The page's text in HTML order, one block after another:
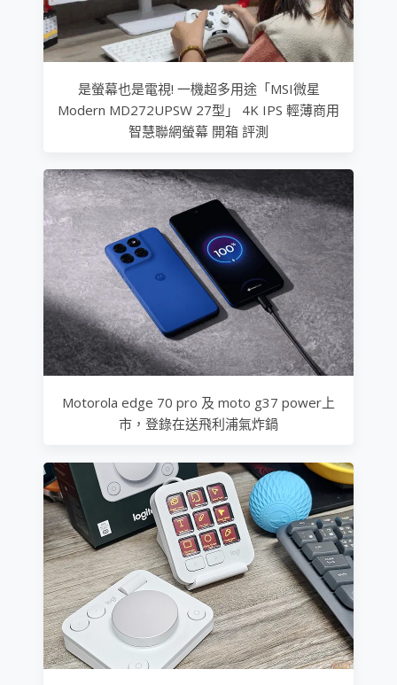
是螢幕也是電視! 一機超多用途「MSI微星
Modern MD272UPSW 27型」 4K IPS 輕薄商用
智慧聯網螢幕 開箱 評測
Motorola edge 70 pro 及 moto g37 power上
市，登錄在送飛利浦氣炸鍋